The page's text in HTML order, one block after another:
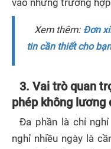
vào những trường
Xem thêm: Đơn
tin cần thiết cho bạn
3. Vai trò quan
phép không
Đa phần là chỉ
nghỉ nhiều ngày là